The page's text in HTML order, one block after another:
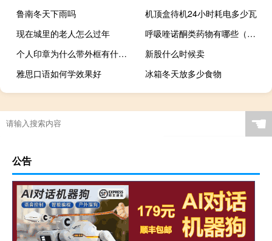
鲁南冬天下雨吗
机顶盒待机24小时耗电多少瓦
现在城里的老人怎么过年
呼吸喹诺酮类药物有哪些（喹诺酮类药物有哪些）
个人印章为什么带外框有什么讲究
新股什么时候卖
雅思口语如何学效果好
冰箱冬天放多少食物
☚
公告